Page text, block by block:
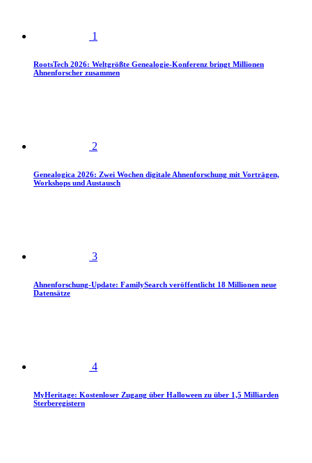
1
RootsTech 2026: Weltgrößte Genealogie-Konferenz bringt Millionen
Ahnenforscher zusammen
2
Genealogica 2026: Zwei Wochen digitale Ahnenforschung mit Vorträgen,
Workshops und Austausch
3
Ahnenforschung-Update: FamilySearch veröffentlicht 18 Millionen neue
Datensätze
4
MyHeritage: Kostenloser Zugang über Halloween zu über 1,5 Milliarden
Sterberegistern